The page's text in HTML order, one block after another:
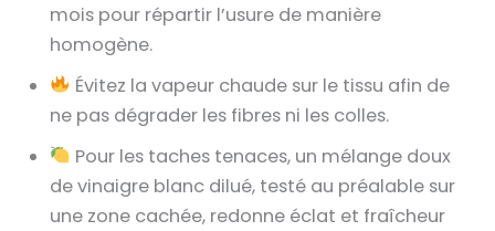
mois pour répartir l’usure de manière
homogène.
Évitez la vapeur chaude sur le tissu afin de
ne pas dégrader les fibres ni les colles.
Pour les taches tenaces, un mélange doux
de vinaigre blanc dilué, testé au préalable sur
une zone cachée, redonne éclat et fraîcheur